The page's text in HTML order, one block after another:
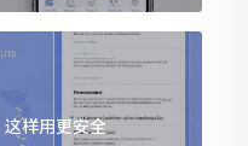
样用更安全